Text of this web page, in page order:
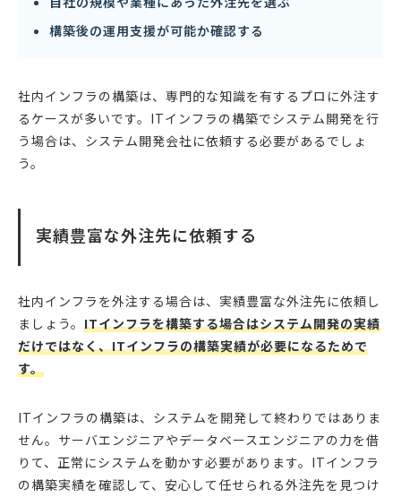
構築後の運用支援が可能か確認する
社内インフラの構築は、専門的な知識を有するプロに外注す
るケースが多いです。ITインフラの構築でシステム開発を行
う場合は、システム開発会社に依頼する必要があるでしょ
う。
実績豊富な外注先に依頼する
社内インフラを外注する場合は、実績豊富な外注先に依頼し
ましょう。 ITインフラを構築する場合はシステム開発の実績
だけではなく、ITインフラの構築実績が必要になるためで
す。
ITインフラの構築は、システムを開発して終わりではありま
せん。サーバエンジニアやデータベースエンジニアの力を借
りて、正常にシステムを動かす必要があります。ITインフラ
の構築実績を確認して、安心して任せられる外注先を見つけ